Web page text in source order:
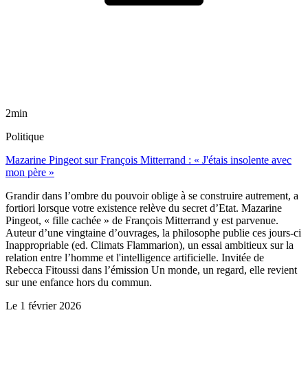
2min
Politique
Mazarine Pingeot sur François Mitterrand : « J'étais insolente avec
mon père »
Grandir dans l’ombre du pouvoir oblige à se construire autrement, a
fortiori lorsque votre existence relève du secret d’Etat. Mazarine
Pingeot, « fille cachée » de François Mitterrand y est parvenue.
Auteur d’une vingtaine d’ouvrages, la philosophe publie ces jours-ci
Inappropriable (ed. Climats Flammarion), un essai ambitieux sur la
relation entre l’homme et l'intelligence artificielle. Invitée de
Rebecca Fitoussi dans l’émission Un monde, un regard, elle revient
sur une enfance hors du commun.
Le 1 février 2026